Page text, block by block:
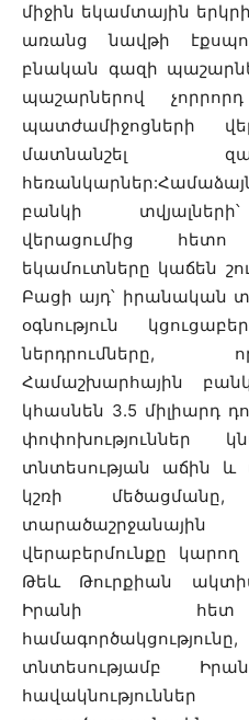
միջին եկամտային
առանց նավթի
բնական գազի
պաշարներով
պատժամիջոցների
մատնանշել
բանկի
վերացումից
եկամուտները կաճեն
Բացի այդ՝ իրանական
օգնություն
ներդրումները,
Համաշխարհային
կհասնեն 3.5 միլիարդ
փոփոխություններ
տնտեսության աճին և
կշռի մեծացմանը,
վերաբերմունքը կարող
Թեև Թուրքիան
Իրանի հետ
տնտեսությամբ